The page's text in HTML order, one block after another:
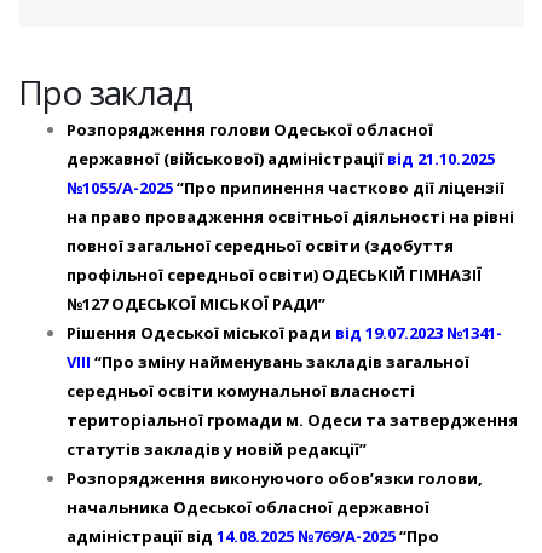
Про заклад
Розпорядження голови Одеської обласної
державної (військової) адміністрації від 21.10.2025
№1055/А-2025“Про припинення частково дії ліцензії
на право провадження освітньої діяльності на рівні
повної загальної середньої освіти (здобуття
профільної середньої освіти) ОДЕСЬКІЙ ГІМНАЗІЇ
№127 ОДЕСЬКОЇ МІСЬКОЇ РАДИ”
Рішення Одеської міської ради від 19.07.2023 №1341-
VIІI “Про зміну найменувань закладів загальної
середньої освіти комунальної власності
територіальної громади м. Одеси та затвердження
статутів закладів у новій редакції”
Розпорядження виконуючого обов’язки голови,
начальника Одеської обласної державної
адміністрації від 14.08.2025 №769/А-2025“Про